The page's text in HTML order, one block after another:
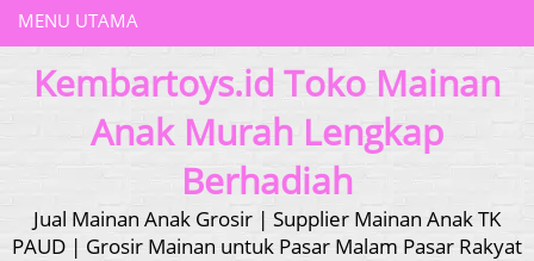
MENU UTAMA
Kembartoys.id Toko Mainan
Anak Murah Lengkap
Berhadiah
Jual Mainan Anak Grosir | Supplier Mainan Anak TK
PAUD | Grosir Mainan untuk Pasar Malam Pasar Rakyat